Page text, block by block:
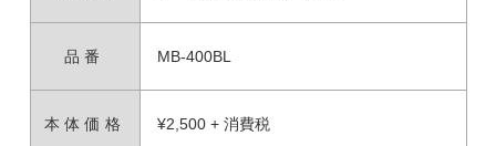
品番 MB-400BL
本体価格 ¥2,500 + 消費税